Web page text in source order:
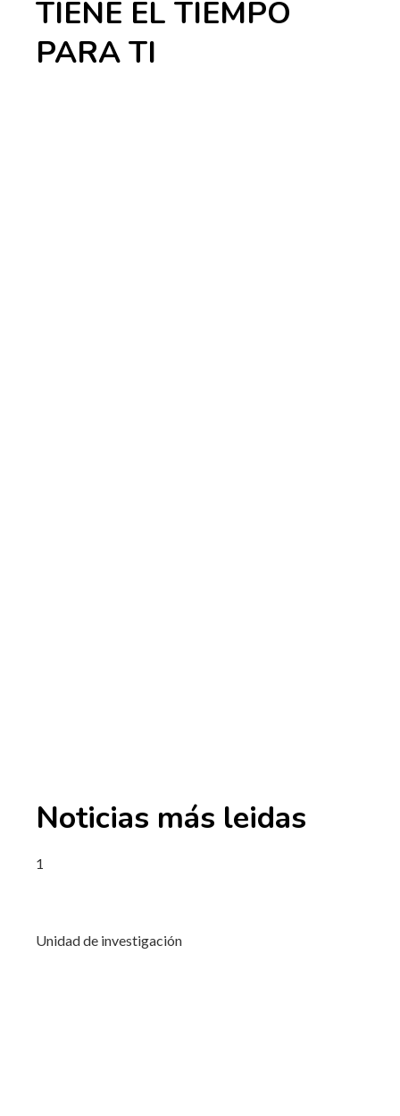
TIENE EL TIEMPO
PARA TI
Noticias más leidas
1
Unidad de investigación